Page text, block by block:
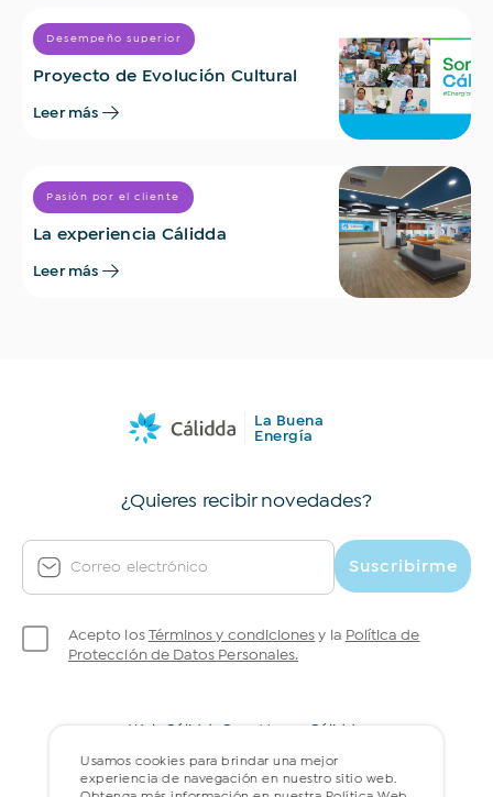
Desempeño superior
Proyecto de Evolución Cultural
Leer más
Pasión por el cliente
La experiencia Cálidda
Leer más
La Buena
Energía
¿Quieres recibir novedades?
Correo electrónico Suscribirme
Acepto los Términos y condiciones y la Política de
Protección de Datos Personales.
Usamos cookies para brindar una mejor
experiencia de navegación en nuestro sitio web.